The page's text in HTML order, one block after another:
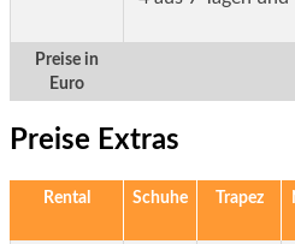
Preise in
Euro
Preise Extras
Rental Schuhe Trapez